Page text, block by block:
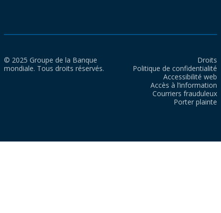
© 2025 Groupe de la Banque
mondiale. Tous droits réservés.
Droits
Politique de confidentialité
Accessibilité web
Accès à l’information
Courriers frauduleux
Porter plainte